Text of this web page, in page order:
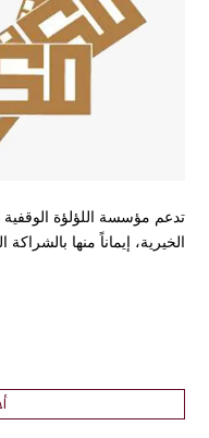
تدعم مؤسسة اللؤلؤة
الخيرية، إيماناً منها بالشراكة